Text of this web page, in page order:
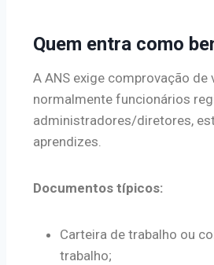
Quem entra como
A ANS exige comprovação de
normalmente funcionários
administradores/diretores,
aprendizes.
Documentos típicos:
Carteira de trabalho ou
trabalho;